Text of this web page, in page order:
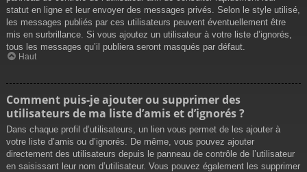
statut en ligne et leur envoyer des messages privés. Selon le style utilisé,
les messages publiés par ces utilisateurs peuvent éventuellement être
mis en surbrillance. Si vous ajoutez un utilisateur à votre liste d’ignorés,
tous les messages qu’il publiera seront masqués par défaut.
Haut
Comment puis-je ajouter ou supprimer des
utilisateurs de ma liste d’amis et d’ignorés ?
Dans chaque profil d’utilisateurs, un lien vous permet de les ajouter à
votre liste d’amis ou d’ignorés. De même, vous pouvez ajouter
directement des utilisateurs depuis le panneau de contrôle de l’utilisateur
en saisissant leur nom d’utilisateur. Vous pouvez également les supprimer